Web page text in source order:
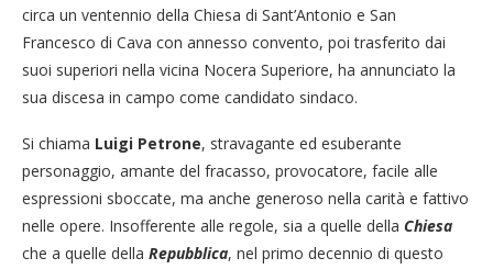
circa un ventennio della Chiesa di Sant’Antonio e San
Francesco di Cava con annesso convento, poi trasferito dai
suoi superiori nella vicina Nocera Superiore, ha annunciato la
sua discesa in campo come candidato sindaco.
Si chiama Luigi Petrone, stravagante ed esuberante
personaggio, amante del fracasso, provocatore, facile alle
espressioni sboccate, ma anche generoso nella carità e fattivo
nelle opere. Insofferente alle regole, sia a quelle della Chiesa
che a quelle della Repubblica, nel primo decennio di questo